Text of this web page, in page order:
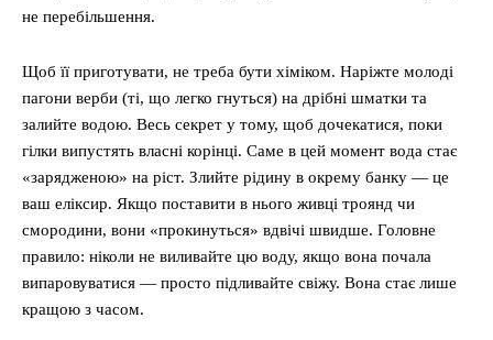
не перебільшення.
Щоб її приготувати, не треба бути хіміком. Наріжте молоді
пагони верби (ті, що легко гнуться) на дрібні шматки та
залийте водою. Весь секрет у тому, щоб дочекатися, поки
гілки випустять власні корінці. Саме в цей момент вода стає
«зарядженою» на ріст. Злийте рідину в окрему банку — це
ваш еліксир. Якщо поставити в нього живці троянд чи
смородини, вони «прокинуться» вдвічі швидше. Головне
правило: ніколи не виливайте цю воду, якщо вона почала
випаровуватися — просто підливайте свіжу. Вона стає лише
кращою з часом.